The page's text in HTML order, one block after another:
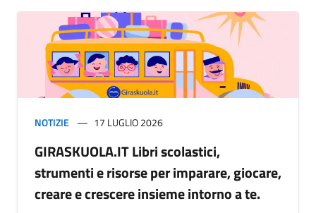
NOTIZIE 17 LUGLIO 2026
GIRASKUOLA.IT Libri scolastici,
strumenti e risorse per imparare, giocare,
creare e crescere insieme intorno a te.